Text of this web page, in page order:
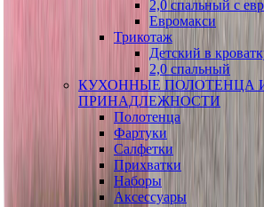
2,0 спальный с
Евромакси
Трикотаж
Детский в
2,0 спальный
КУХОННЫЕ ПОЛОТЕНЦА
ПРИНАДЛЕЖНОСТИ
Полотенца
Фартуки
Салфетки
Прихватки
Наборы
Аксессуары